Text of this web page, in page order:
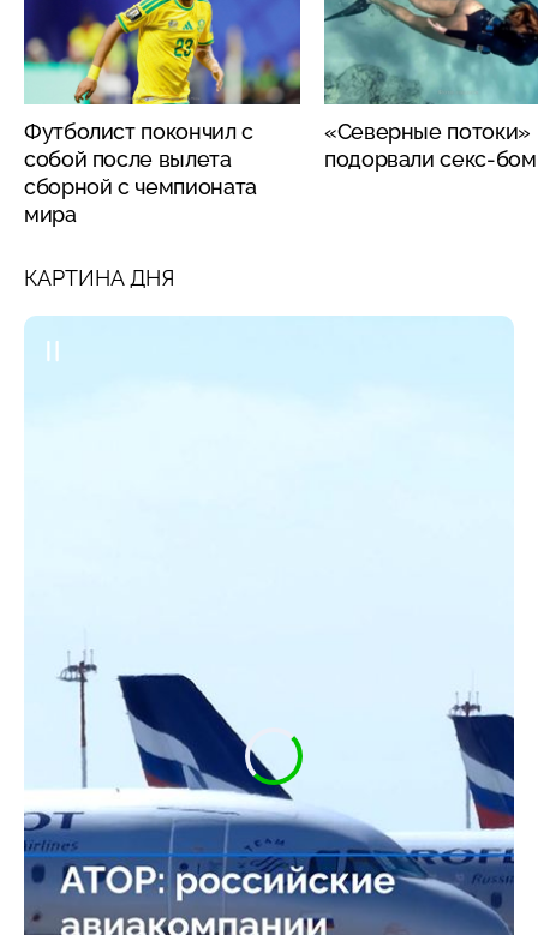
Футболист покончил с
собой после вылета
сборной с чемпионата
мира
«Северные потоки»
подорвали секс-
КАРТИНА ДНЯ